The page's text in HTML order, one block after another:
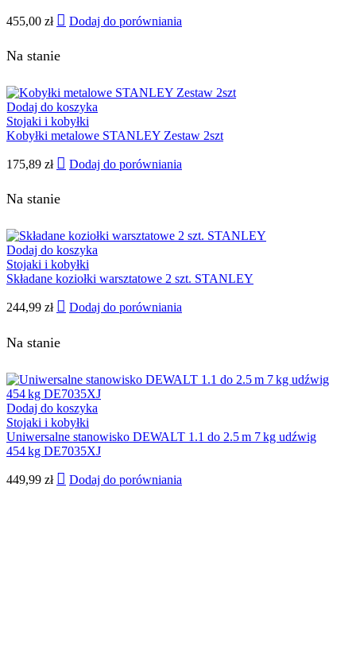
455,00 zł Dodaj do porówniania
Na stanie
Dodaj do koszyka
Stojaki i kobyłki
Kobyłki metalowe STANLEY Zestaw 2szt
175,89 zł Dodaj do porówniania
Na stanie
Dodaj do koszyka
Stojaki i kobyłki
Składane koziołki warsztatowe 2 szt. STANLEY
244,99 zł Dodaj do porówniania
Na stanie
Dodaj do koszyka
Stojaki i kobyłki
Uniwersalne stanowisko DEWALT 1.1 do 2.5 m 7 kg udźwig
454 kg DE7035XJ
449,99 zł Dodaj do porówniania